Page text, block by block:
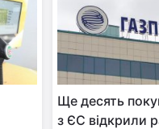
Ще десять
з ЄС відкрили